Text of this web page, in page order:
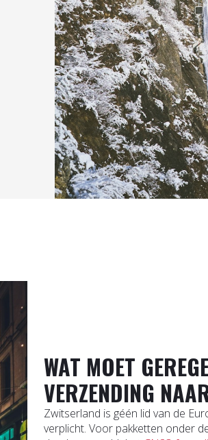
WAT MOET
VERZENDING
Zwitserland is géén lid van de
verplicht. Voor pakketten onder